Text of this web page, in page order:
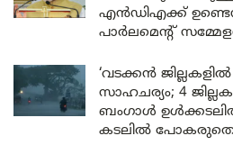
എൻഡിഎക്ക്
പാർലമെന്റ്
‘വടക്കൻ
സാഹചര്യം; 4
ബംഗാൾ
കടലിൽ